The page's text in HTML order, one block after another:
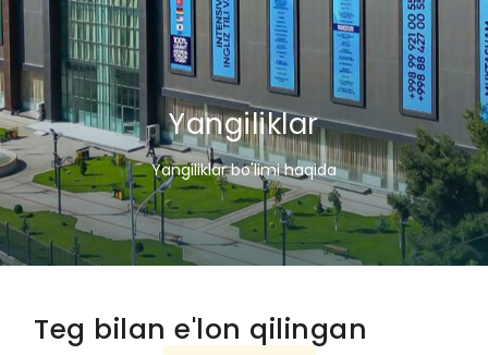
YANGILIKLAR
OLIMPIADA
Yangiliklar
Yangiliklar bo'limi haqida
Teg bilan e'lon qilingan